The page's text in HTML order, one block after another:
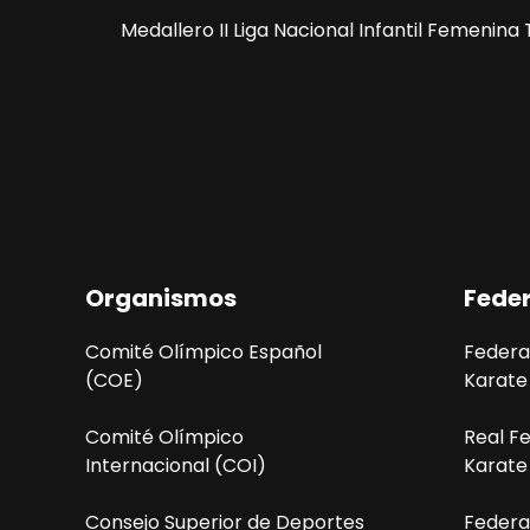
Medallero II Liga Nacional Infantil Femenina
Organismos
Comité Olímpico Español
(COE)
Comité Olímpico
Internacional (COI)
Consejo Superior de Deportes
Real
Karate